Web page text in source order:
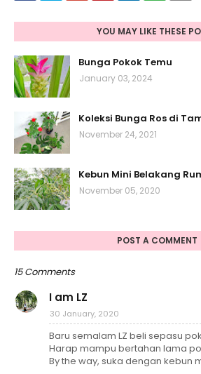
YOU MAY LIKE THESE
Bunga Pokok Temu
January 03, 2024
Koleksi Bunga Ros di
November 24, 2021
Kebun Mini Belakang
November 05, 2020
POST A COMMENT
15 Comments
I am LZ
30 January, 2020
Baru semalam LZ beli sepasu
Harap mampu bertahan lama
By the way, suka dengan kebun